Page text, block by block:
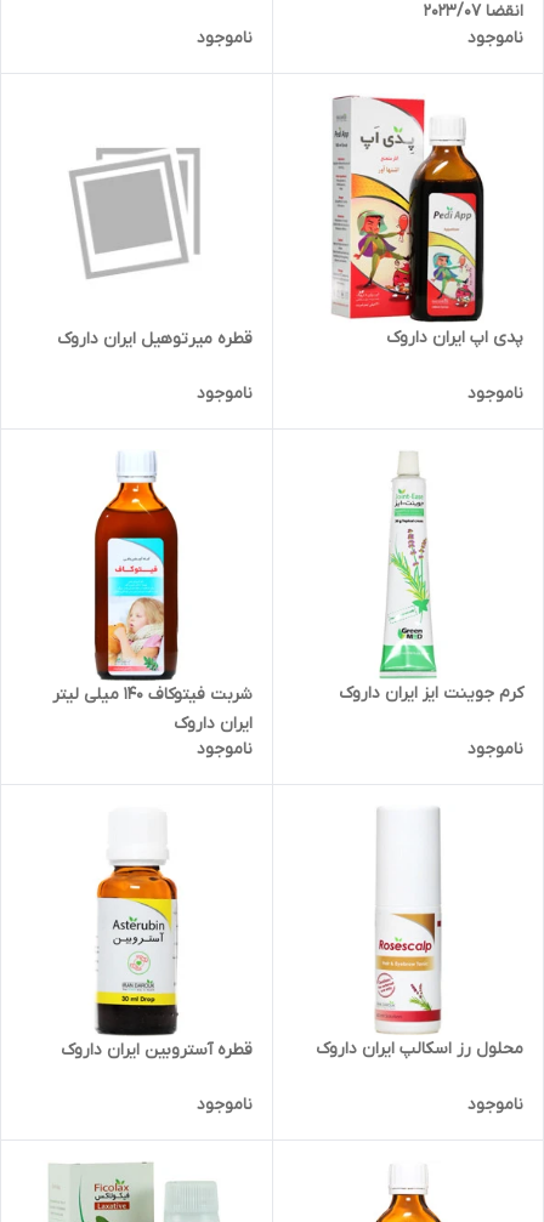
انقضا 2023/07
ناموجود
ناموجود
پدی اپ ایران داروک
ناموجود
قطره میرتوهیل ایران داروک
ناموجود
کرم جوینت ایز ایران داروک
ناموجود
شربت فیتوکاف 140 میلی لیتر
ایران داروک
ناموجود
محلول رز اسکالپ ایران داروک
ناموجود
قطره آستروبین ایران داروک
ناموجود